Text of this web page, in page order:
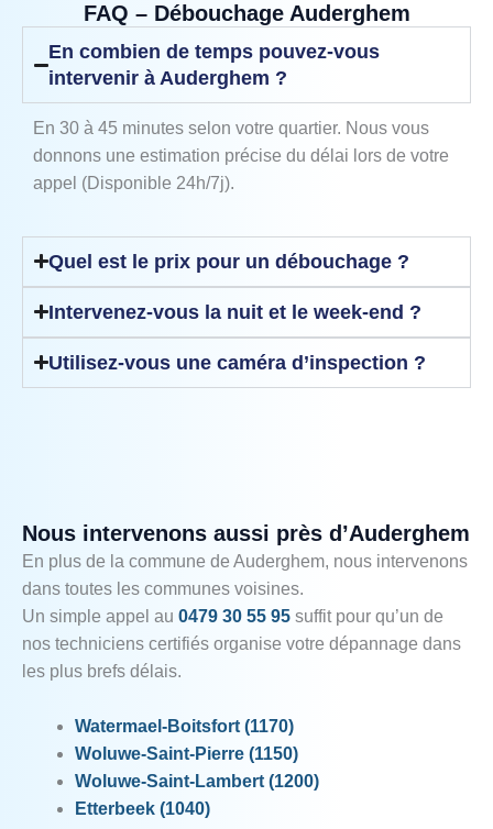
FAQ – Débouchage Auderghem
En combien de temps pouvez-vous
intervenir à Auderghem ?
En 30 à 45 minutes selon votre quartier. Nous vous
donnons une estimation précise du délai lors de votre
appel (Disponible 24h/7j).
Quel est le prix pour un débouchage ?
Intervenez-vous la nuit et le week-end ?
Utilisez-vous une caméra d’inspection ?
Nous intervenons aussi près d’Auderghem
En plus de la commune de Auderghem, nous intervenons
dans toutes les communes voisines.
Un simple appel au 0479 30 55 95 suffit pour qu’un de
nos techniciens certifiés organise votre dépannage dans
les plus brefs délais.
Watermael‑Boitsfort (1170)
Woluwe‑Saint‑Pierre (1150)
Woluwe‑Saint‑Lambert (1200)
Etterbeek (1040)